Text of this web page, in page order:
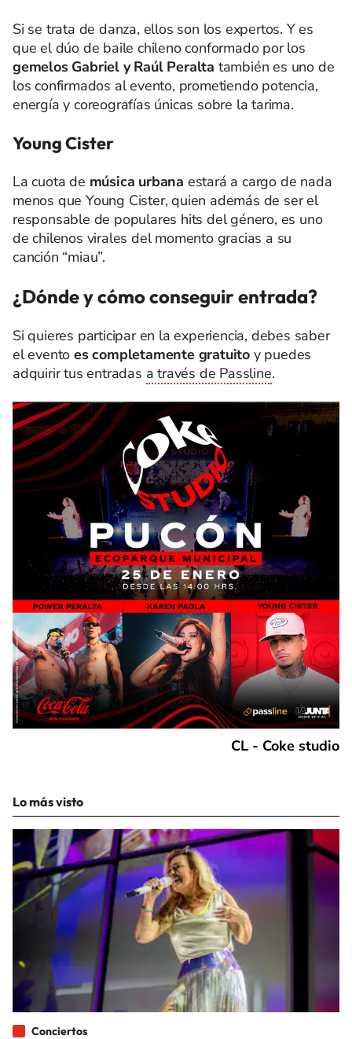
Si se trata de danza, ellos son los expertos. Y es
que el dúo de baile chileno conformado por los
gemelos Gabriel y Raúl Peralta también es uno de
los confirmados al evento, prometiendo potencia,
energía y coreografías únicas sobre la tarima.
Young Cister
La cuota de música urbana estará a cargo de nada
menos que Young Cister, quien además de ser el
responsable de populares hits del género, es uno
de chilenos virales del momento gracias a su
canción “miau”.
¿Dónde y cómo conseguir entrada?
Si quieres participar en la experiencia, debes saber
el evento es completamente gratuito y puedes
adquirir tus entradas a través de Passline.
CL - Coke studio
Lo más visto
Conciertos